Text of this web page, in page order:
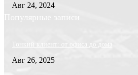
Авг 24, 2024
Популярные записи
Тонкий клиент: от офиса до дома
Авг 26, 2025